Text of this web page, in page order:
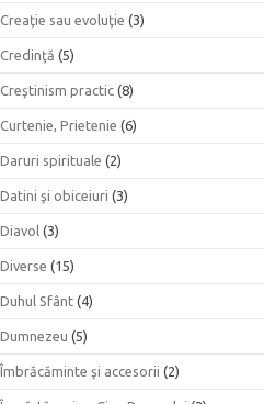
Creaţie sau evoluţie (3)
Credinţă (5)
Creştinism practic (8)
Curtenie, Prietenie (6)
Daruri spirituale (2)
Datini şi obiceiuri (3)
Diavol (3)
Diverse (15)
Duhul Sfânt (4)
Dumnezeu (5)
Îmbrăcăminte şi accesorii (2)